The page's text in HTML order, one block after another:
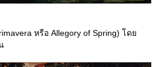
หรือ Allegory of Spring) โด